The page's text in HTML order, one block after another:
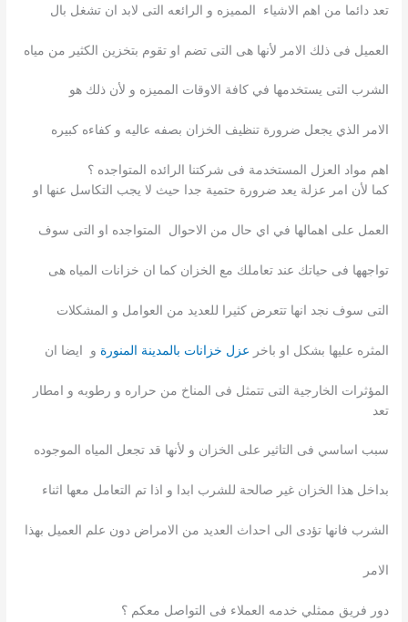
تعد دائما من اهم الاشياء المميزه و الرائعه التى لابد ان تشغل بال
العميل فى ذلك الامر لأنها هى التى تضم او تقوم بتخزين الكثير من مياه
الشرب التى يستخدمها في كافة الاوقات المميزه و لأن ذلك هو
الامر الذي يجعل ضرورة تنظيف الخزان بصفه عاليه و كفاءه كبيره
اهم مواد العزل المستخدمة فى شركتنا الرائده المتواجده ؟
كما لأن امر عزلة يعد ضرورة حتمية جدا حيث لا يجب التكاسل عنها او
العمل على اهمالها في اي حال من الاحوال المتواجده او التى سوف
تواجهها فى حياتك عند تعاملك مع الخزان كما ان خزانات المياه هى
التى سوف نجد انها تتعرض كثيرا للعديد من العوامل و المشكلات
المثره عليها بشكل او باخر عزل خزانات بالمدينة المنورة و ايضا ان
المؤثرات الخارجية التى تتمثل فى المناخ من حراره و رطوبه و امطار
تعد
سبب اساسي فى التاثير على الخزان و لأنها قد تجعل المياه الموجوده
بداخل هذا الخزان غير صالحة للشرب ابدا و اذا تم التعامل معها اثناء
الشرب فانها تؤدى الى احداث العديد من الامراض دون علم العميل بهذا
الامر
دور فريق ممثلي خدمه العملاء فى التواصل معكم ؟